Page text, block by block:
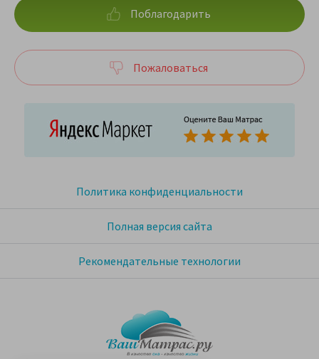
Политика конфиденциальности
Полная версия сайта
Рекомендательные технологии
Поблагодарить
Пожаловаться